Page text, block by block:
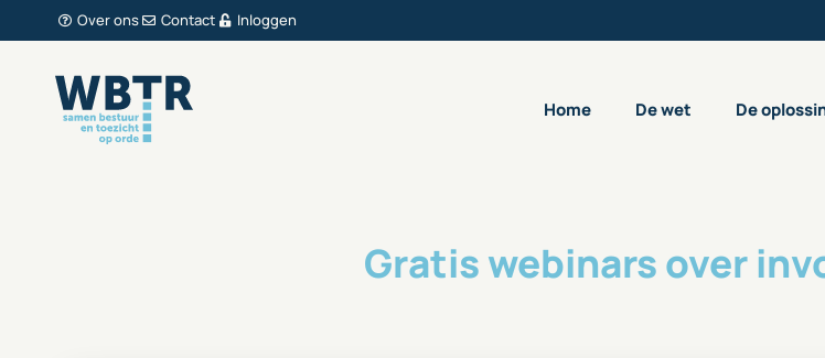
Over ons Contact Inloggen
Home De wet De
Gratis webinars over